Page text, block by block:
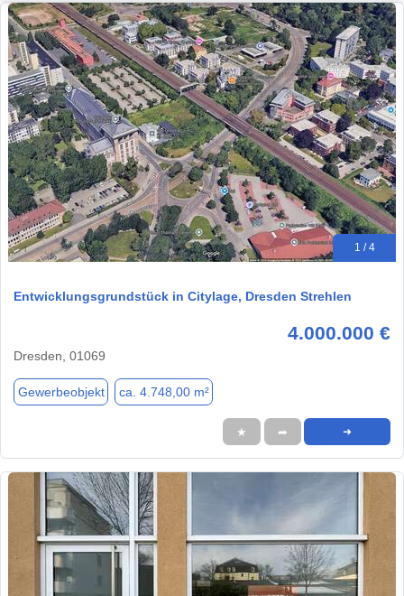
1 / 4
Entwicklungsgrundstück in Citylage, Dresden Strehlen
4.000.000 €
Dresden, 01069
Gewerbeobjekt ca. 4.748,00 m²
★ ➦ ➜